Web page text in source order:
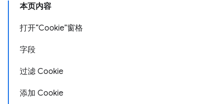
本页内容
打开“Cookie”窗格
字段
过滤 Cookie
添加 Cookie